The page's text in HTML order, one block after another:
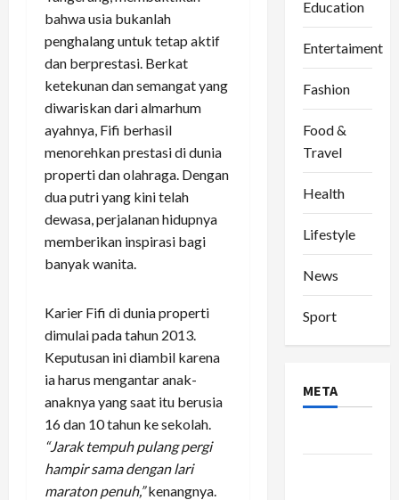
bahwa usia bukanlah
penghalang untuk tetap aktif
dan berprestasi. Berkat
ketekunan dan semangat yang
diwariskan dari almarhum
ayahnya, Fifi berhasil
menorehkan prestasi di dunia
properti dan olahraga. Dengan
dua putri yang kini telah
dewasa, perjalanan hidupnya
memberikan inspirasi bagi
banyak wanita.
Karier Fifi di dunia properti
dimulai pada tahun 2013.
Keputusan ini diambil karena
ia harus mengantar anak-
anaknya yang saat itu berusia
16 dan 10 tahun ke sekolah.
“Jarak tempuh pulang pergi
hampir sama dengan lari
maraton penuh,”kenangnya.
Education
Entertaiment
Fashion
Food &
Travel
Health
Lifestyle
News
Sport
META